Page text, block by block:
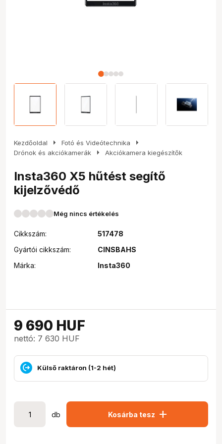
Kezdőoldal arrow_right Fotó és Videótechnika arrow_right
Drónok és akciókamerák arrow_right Akciókamera kiegészítők
Insta360 X5 hűtést segítő
kijelzővédő
Még nincs értékelés
Cikkszám:
517478
Gyártói cikkszám:
CINSBAHS
Márka:
Insta360
9 690 HUF
nettó: 7 630 HUF
Külső raktáron (1-2 hét)
db Kosárba tesz add